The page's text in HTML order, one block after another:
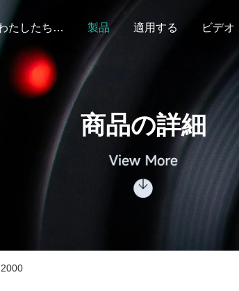
わたしたち に つい て 製品 適用する ビデオ
商品の詳細